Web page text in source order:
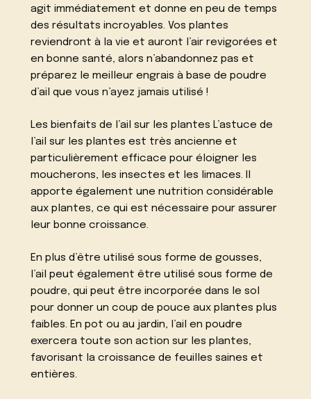
agit immédiatement et donne en peu de temps
des résultats incroyables. Vos plantes
reviendront à la vie et auront l’air revigorées et
en bonne santé, alors n’abandonnez pas et
préparez le meilleur engrais à base de poudre
d’ail que vous n’ayez jamais utilisé !
Les bienfaits de l’ail sur les plantes L’astuce de
l’ail sur les plantes est très ancienne et
particulièrement efficace pour éloigner les
moucherons, les insectes et les limaces. Il
apporte également une nutrition considérable
aux plantes, ce qui est nécessaire pour assurer
leur bonne croissance.
En plus d’être utilisé sous forme de gousses,
l’ail peut également être utilisé sous forme de
poudre, qui peut être incorporée dans le sol
pour donner un coup de pouce aux plantes plus
faibles. En pot ou au jardin, l’ail en poudre
exercera toute son action sur les plantes,
favorisant la croissance de feuilles saines et
entières.